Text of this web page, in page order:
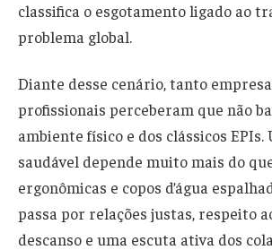
classifica o esgotamento ligado ao
problema global.
Diante desse cenário, tanto
profissionais perceberam que não
ambiente físico e dos clássicos
saudável depende muito mais do
ergonômicas e copos d’água
passa por relações justas, respeito
descanso e uma escuta ativa dos